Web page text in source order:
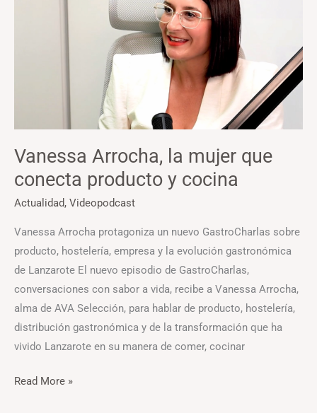
Vanessa Arrocha, la mujer que
conecta producto y cocina
Actualidad, Videopodcast
Vanessa Arrocha protagoniza un nuevo GastroCharlas sobre
producto, hostelería, empresa y la evolución gastronómica
de Lanzarote El nuevo episodio de GastroCharlas,
conversaciones con sabor a vida, recibe a Vanessa Arrocha,
alma de AVA Selección, para hablar de producto, hostelería,
distribución gastronómica y de la transformación que ha
vivido Lanzarote en su manera de comer, cocinar
Read More »